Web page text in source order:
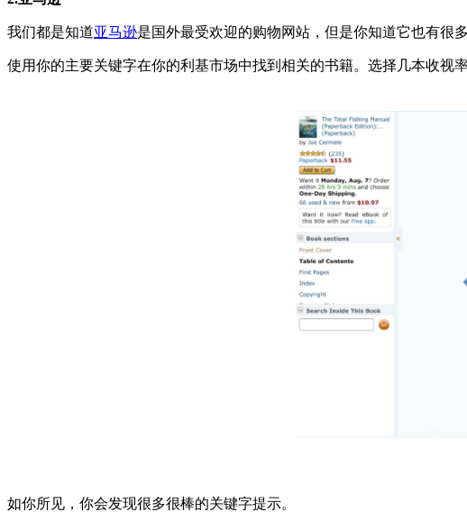
我们都是知道亚马逊是国外最受欢迎的购物网站，但是你知道它也有很
使用你的主要关键字在你的利基市场中找到相关的书籍。选择几本收视
如你所见，你会发现很多很棒的关键字提示。